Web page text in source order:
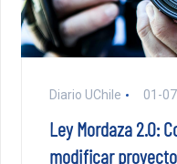
Diario UChile 01-
Ley Mordaza 2.0:
modificar